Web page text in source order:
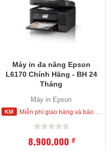
Máy in đa năng Epson
L6170 Chính Hãng - BH 24
Tháng
Máy in Epson
Miễn phí giao hàng và bảo hành tận nơi trong nội thành Hồ Chí Minh
8,900,000đ